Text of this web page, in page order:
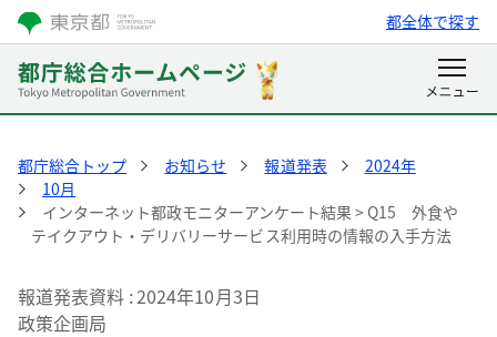
都全体で探す
都庁総合トップ お知らせ 報道発表
2024年
10月
インターネット都政モニターアンケート結果 > Q15 外食や
テイクアウト・デリバリーサービス利用時の情報の入手方法
報道発表資料 2024年10月3日
政策企画局